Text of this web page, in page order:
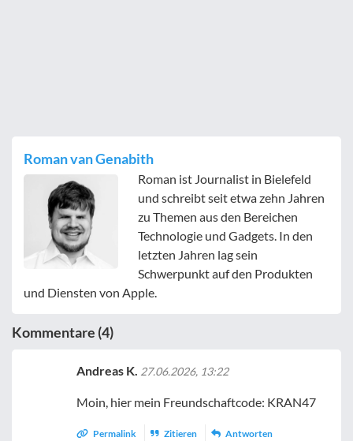
Roman van Genabith
Roman ist Journalist in Bielefeld
und schreibt seit etwa zehn Jahren
zu Themen aus den Bereichen
Technologie und Gadgets. In den
letzten Jahren lag sein
Schwerpunkt auf den Produkten
und Diensten von Apple.
Kommentare (4)
Andreas K. 27.06.2026, 13:22
Moin, hier mein Freundschaftcode: KRAN47
Permalink Zitieren Antworten